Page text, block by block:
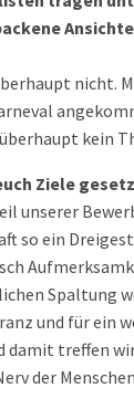
nicht.
kein
Ziele
unserer
so ein
Spaltung
und für ein
damit treffen
der